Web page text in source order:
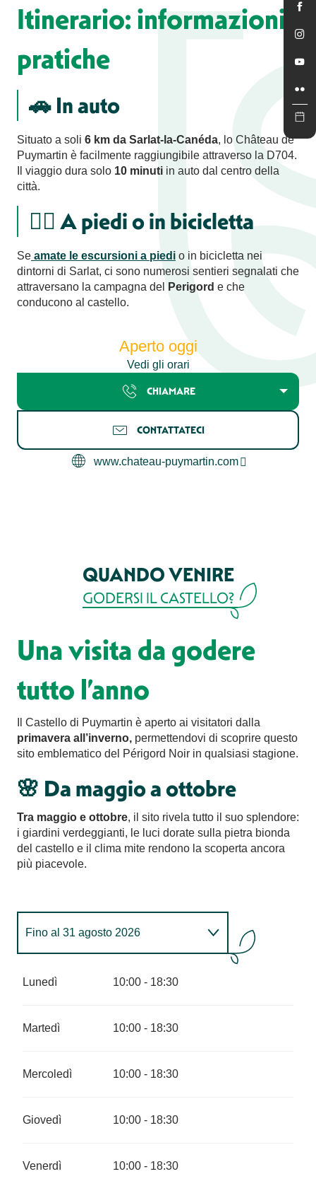
Itinerario: informazioni
pratiche
🚗 In auto
Situato a soli 6 km da Sarlat-la-Canéda, lo Château de
Puymartin è facilmente raggiungibile attraverso la D704.
Il viaggio dura solo 10 minuti in auto dal centro della
città.
🚶‍♀️ A piedi o in bicicletta
Se amate le escursioni a piedi o in bicicletta nei
dintorni di Sarlat, ci sono numerosi sentieri segnalati che
attraversano la campagna del
Perigord e che
conducono al castello.
Aperto oggi
Vedi gli orari
CHIAMARE
CONTATTATECI
www.chateau-puymartin.com
QUANDO VENIRE
GODERSI IL CASTELLO?
Una visita da godere
tutto l’anno
Il Castello di Puymartin è aperto ai visitatori dalla
primavera all’inverno, permettendovi di scoprire questo
sito emblematico del Périgord Noir in qualsiasi stagione.
🌸 Da maggio a ottobre
Tra maggio e ottobre, il sito rivela tutto il suo splendore:
i giardini verdeggianti, le luci dorate sulla pietra bionda
del castello e il clima mite rendono la scoperta ancora
più piacevole.
2026
Fino al 31 agosto 2026
Lunedì 10:00 - 18:30
Martedì 10:00 - 18:30
Mercoledì 10:00 - 18:30
Giovedì 10:00 - 18:30
Venerdì 10:00 - 18:30